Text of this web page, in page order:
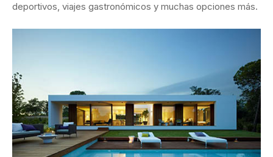
deportivos, viajes gastronómicos y muchas opciones más.